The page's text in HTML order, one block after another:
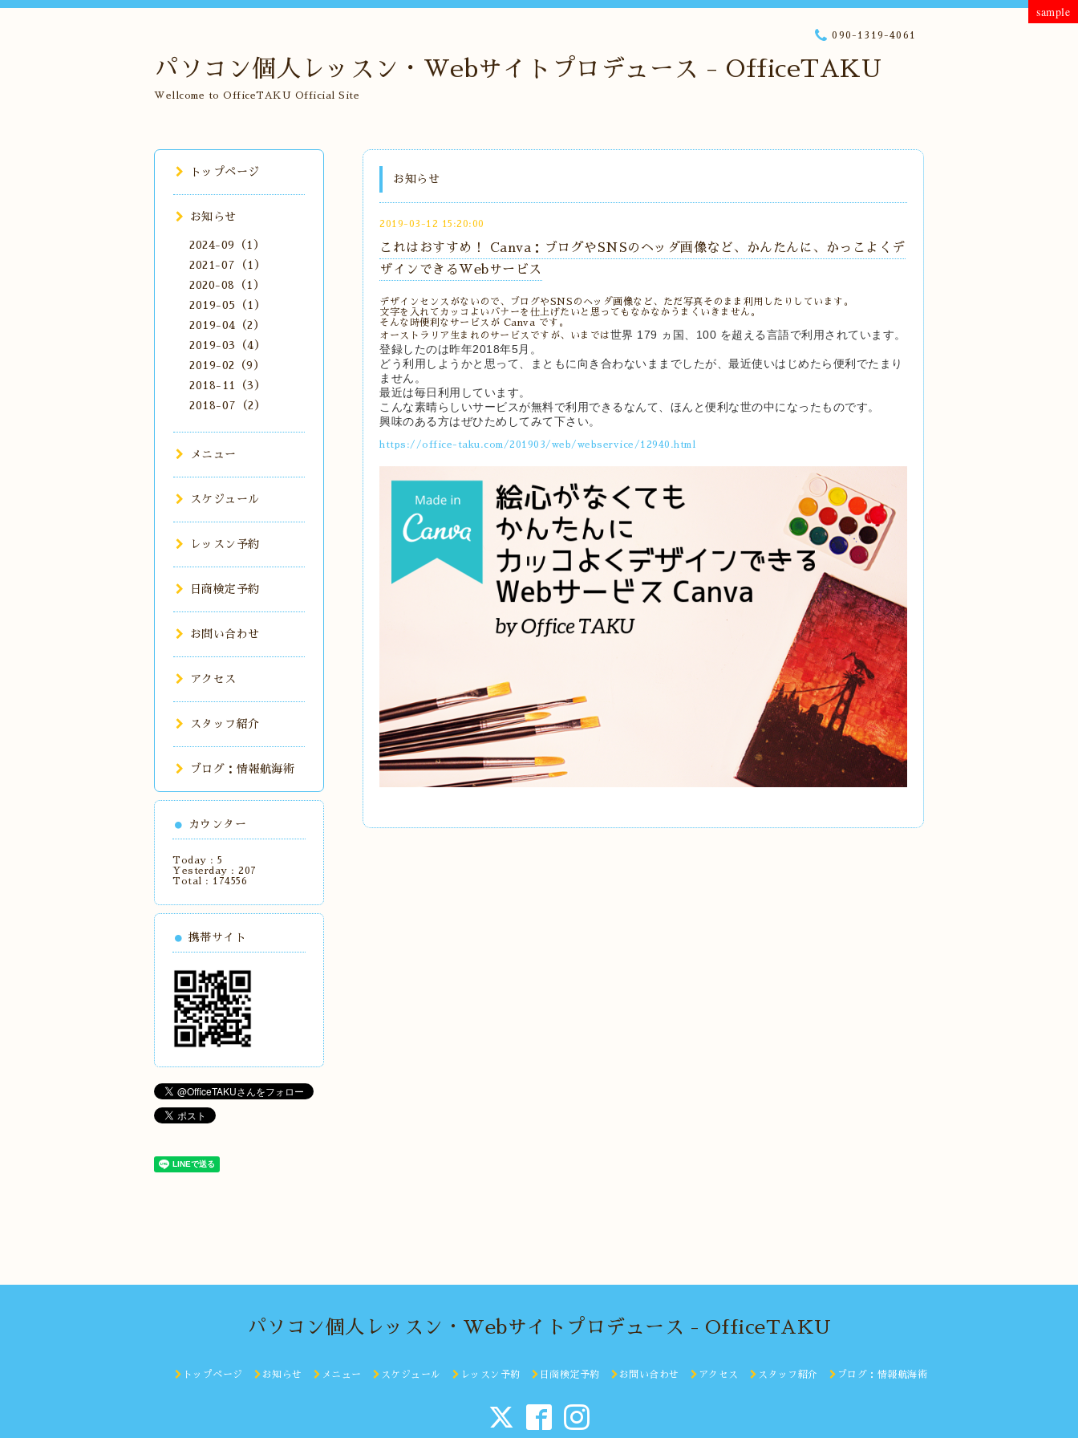
パソコン個人レッスン・Webサイトプロデュース - OfficeTAKU
Wellcome to OfficeTAKU Official Site
090-1319-4061
お知らせ
2019-03-12 15:20:00
これはおすすめ！ Canva：ブログやSNSのヘッダ画像など、かんたんに、かっこよくデ
ザインできるWebサービス
デザインセンスがないので、ブログやSNSのヘッダ画像など、ただ写真そのまま利用したりしています。
文字を入れてカッコよいバナーを仕上げたいと思ってもなかなかうまくいきません。
そんな時便利なサービスが Canva です。
オーストラリア生まれのサービスですが、いまでは世界 179 ヵ国、100 を超える言語で利用されています。
登録したのは昨年2018年5月。
どう利用しようかと思って、まともに向き合わないままでしたが、最近使いはじめたら便利でたまり
ません。
最近は毎日利用しています。
こんな素晴らしいサービスが無料で利用できるなんて、ほんと便利な世の中になったものです。
興味のある方はぜひためしてみて下さい。
https://office-taku.com/201903/web/webservice/12940.html
トップページ
お知らせ
2024-09（1）
2021-07（1）
2020-08（1）
2019-05（1）
2019-04（2）
2019-03（4）
2019-02（9）
2018-11（3）
2018-07（2）
メニュー
スケジュール
レッスン予約
日商検定予約
お問い合わせ
アクセス
スタッフ紹介
ブログ：情報航海術
カウンター
Today : 5
Yesterday : 207
Total : 174556
携帯サイト
パソコン個人レッスン・Webサイトプロデュース - OfficeTAKU
トップページ お知らせ メニュー スケジュール レッスン予約 日商検定予約 お問い合わせ アクセス スタッフ紹介 ブログ：情報航海術
sample